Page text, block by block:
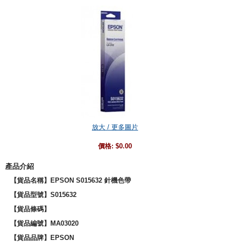
放大 / 更多圖片
價格: $0.00
產品介紹
【貨品名稱】EPSON S015632 針機色帶
【貨品型號】 S015632
【貨品條碼】
【貨品編號】MA03020
【貨品品牌】
EPSON